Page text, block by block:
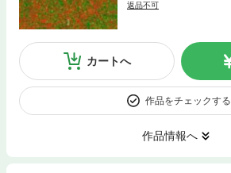
返品不可
カートへ
作品をチェックする
作品情報へ